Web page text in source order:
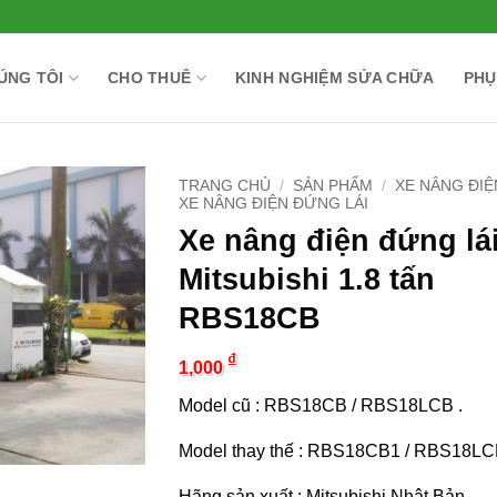
TÔI CHO THUÊ KINH NGHIỆM SỬA CHỮA
TRANG CHỦ / SẢN PHẨM / XE NÂNG
XE NÂNG ĐIỆN ĐỨNG LÁI
Xe nâng điện đứng
Mitsubishi 1.8 tấn
RBS18CB
1,000 ₫
Model cũ : RBS18CB / RBS18LCB .
Model thay thế : RBS18CB1 /